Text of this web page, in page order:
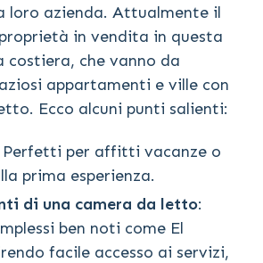
loro azienda. Attualmente il
in vendita in questa
che vanno da
appartamenti e ville con
Ecco alcuni punti salienti:
Perfetti per affitti vacanze o
prima esperienza.
di una camera da letto:
ben noti come El
facile accesso ai servizi,